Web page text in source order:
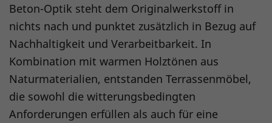
Beton-Optik steht dem Originalwerkstoff in
nichts nach und punktet zusätzlich in Bezug auf
Nachhaltigkeit und Verarbeitbarkeit. In
Kombination mit warmen Holztönen aus
Naturmaterialien, entstanden Terrassenmöbel,
die sowohl die witterungsbedingten
Anforderungen erfüllen als auch für eine